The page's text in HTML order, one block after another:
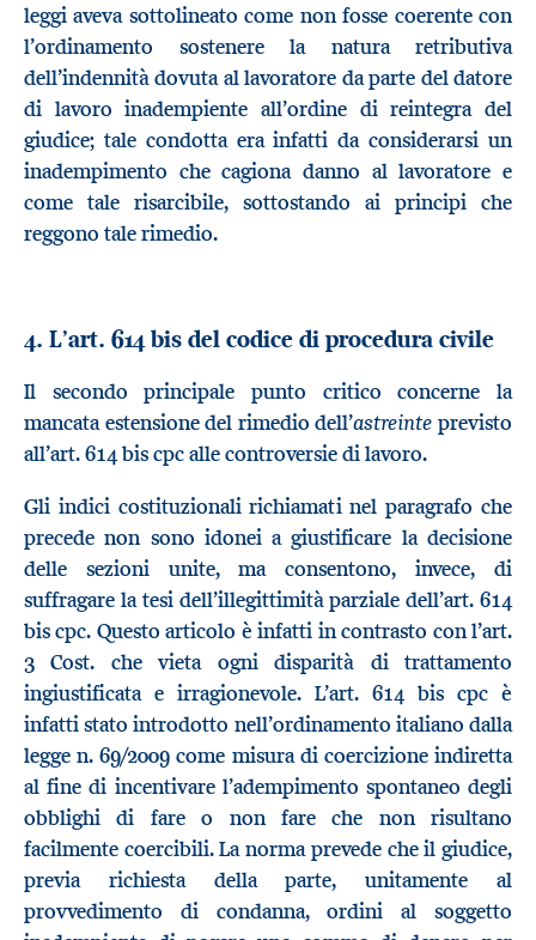
leggi aveva sottolineato come non fosse coerente con
l’ordinamento sostenere la natura retributiva
dell’indennità dovuta al lavoratore da parte del datore
di lavoro inadempiente all’ordine di reintegra del
giudice; tale condotta era infatti da considerarsi un
inadempimento che cagiona danno al lavoratore e
come tale risarcibile, sottostando ai principi che
reggono tale rimedio.
4. L’art. 614 bis del codice di procedura civile
Il secondo principale punto critico concerne la
mancata estensione del rimedio dell’astreinte previsto
all’art. 614 bis cpc alle controversie di lavoro.
Gli indici costituzionali richiamati nel paragrafo che
precede non sono idonei a giustificare la decisione
delle sezioni unite, ma consentono, invece, di
suffragare la tesi dell’illegittimità parziale dell’art. 614
bis cpc. Questo articolo è infatti in contrasto con l’art.
3 Cost. che vieta ogni disparità di trattamento
ingiustificata e irragionevole. L’art. 614 bis cpc è
infatti stato introdotto nell’ordinamento italiano dalla
legge n. 69/2009 come misura di coercizione indiretta
al fine di incentivare l’adempimento spontaneo degli
obblighi di fare o non fare che non risultano
facilmente coercibili. La norma prevede che il giudice,
previa richiesta della parte, unitamente al
provvedimento di condanna, ordini al soggetto